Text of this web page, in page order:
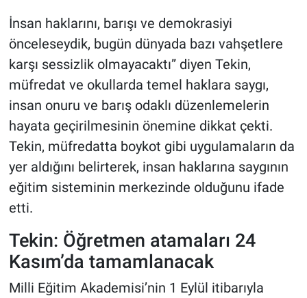
İnsan haklarını, barışı ve demokrasiyi
önceleseydik, bugün dünyada bazı vahşetlere
karşı sessizlik olmayacaktı” diyen Tekin,
müfredat ve okullarda temel haklara saygı,
insan onuru ve barış odaklı düzenlemelerin
hayata geçirilmesinin önemine dikkat çekti.
Tekin, müfredatta boykot gibi uygulamaların da
yer aldığını belirterek, insan haklarına saygının
eğitim sisteminin merkezinde olduğunu ifade
etti.
Tekin: Öğretmen atamaları 24
Kasım’da tamamlanacak
Milli Eğitim Akademisi’nin 1 Eylül itibarıyla